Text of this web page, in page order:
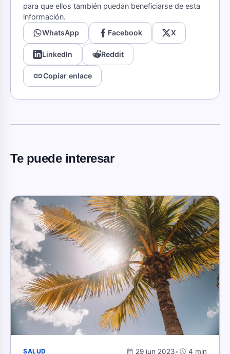
para que ellos también puedan beneficiarse de esta
información.
WhatsApp
Facebook X
LinkedIn Reddit
linkCopiar enlace
Te puede interesar
SALUD calendar_month 29 jun 2023•schedule 4 min